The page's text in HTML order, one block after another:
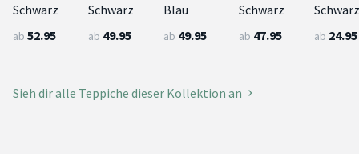
Schwarz
ab 52.95
Schwarz
ab 49.95
Blau
ab 49.95
Schwarz
ab 47.95
Schwarz
ab 24.95
Sieh dir alle Teppiche dieser Kollektion an